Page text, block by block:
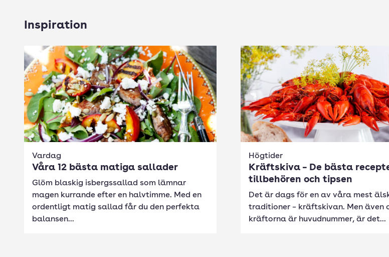
Inspiration
Vardag
Våra 12 bästa matiga sallader
Glöm blaskig isbergssallad som lämnar
magen kurrande efter en halvtimme. Med en
ordentligt matig sallad får du den perfekta
balansen...
Högtider
Kräftskiva – De bästa
tillbehören och tipsen
Det är dags för en av våra mest
traditioner – kräftskivan. Men även
kräftorna är huvudnummer, är det...